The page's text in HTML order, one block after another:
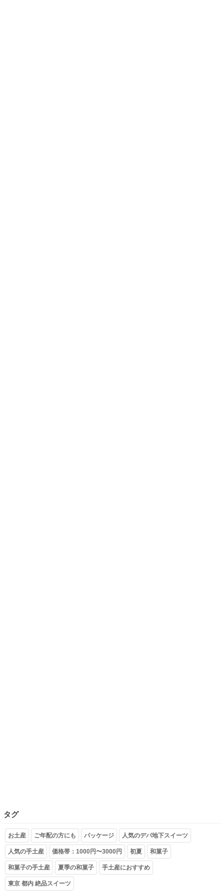
タグ
お土産 ご年配の方にも パッケージ 人気のデパ地下スイーツ
人気の手土産 価格帯：1000円〜3000円 初夏 和菓子
和菓子の手土産 夏季の和菓子 手土産におすすめ
東京 都内 絶品スイーツ